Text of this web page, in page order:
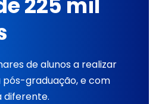
de alunos a realizar
pós-graduação, e com
diferente.